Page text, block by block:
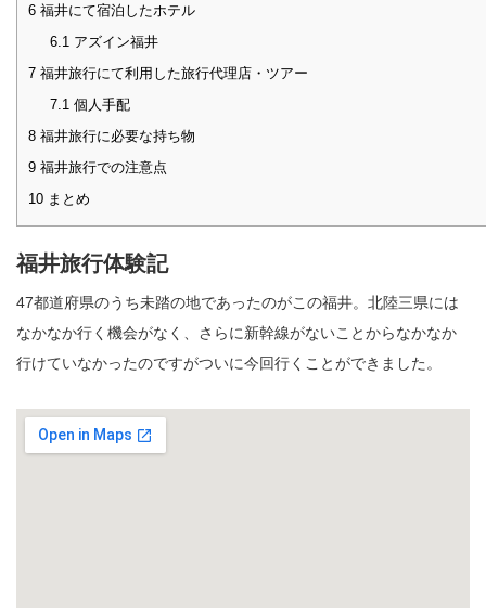
6 福井にて宿泊したホテル
6.1 アズイン福井
7 福井旅行にて利用した旅行代理店・ツアー
7.1 個人手配
8 福井旅行に必要な持ち物
9 福井旅行での注意点
10 まとめ
福井旅行体験記
47都道府県のうち未踏の地であったのがこの福井。北陸三県には
なかなか行く機会がなく、さらに新幹線がないことからなかなか
行けていなかったのですがついに今回行くことができました。